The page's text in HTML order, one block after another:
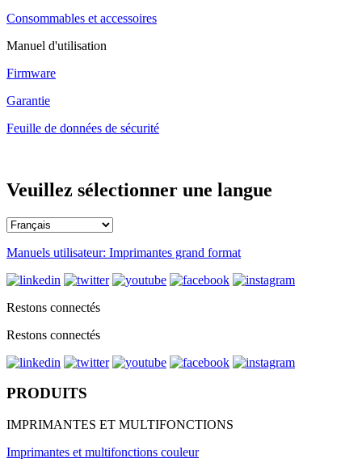
Consommables et accessoires
Manuel d'utilisation
Firmware
Garantie
Feuille de données de sécurité
Veuillez sélectionner une langue
Manuels utilisateur: Imprimantes grand format
Restons connectés
Restons connectés
PRODUITS
IMPRIMANTES ET MULTIFONCTIONS
Imprimantes et multifonctions couleur